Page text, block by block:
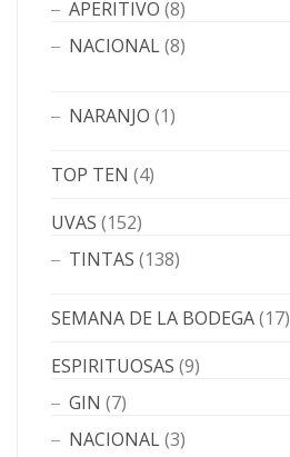
APERITIVO (8)
NACIONAL(8)
NARANJO (1)
TOP TEN (4)
UVAS (152)
TINTAS (138)
SEMANA DE LA BODEGA(17)
ESPIRITUOSAS (9)
GIN (7)
NACIONAL(3)